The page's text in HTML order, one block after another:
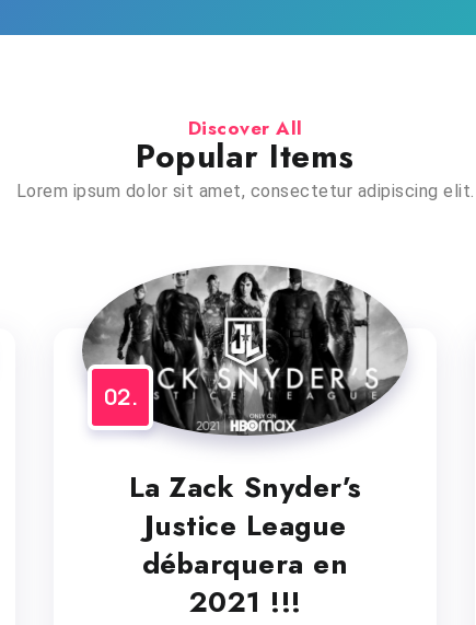
Popular Items
Discover All
Lorem ipsum dolor sit amet, consectetur adipiscing elit.
La Zack Snyder’s
Justice League
débarquera en
2021 !!!